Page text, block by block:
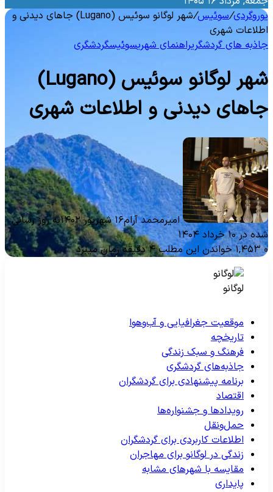
/سوئیس/
شهر لوگانو سوئیس (Lugano) جاهای دیدنی و
شهری
های گردشگریراهنمای شهریسوئیسگردشگری
شهر لوگانو سوئیس (Lugano)
دیدنی و اطلاعات شهری
امیرمحمد آرام۱۶ شهریور ۱۴۰۲
به روز رسانی
در ۱۰ خرداد ۱۴۰۴
خواندن این مطلب ۴ دقیقه زمان میبرد
لوگانو
موقعیت جغرافیایی و آب‌وهوا
تاریخچه
فرهنگ و سبک زندگی
جاذبه‌های گردشگری
برنامه پیشنهادی برای گردشگران
اقتصاد
رویدادها و جشنواره‌ها
حمل‌ونقل
اطلاعات کاربردی برای گردشگران
زندگی در لوگانو برای مهاجران
مقایسه با شهرهای مشابه
پایداری